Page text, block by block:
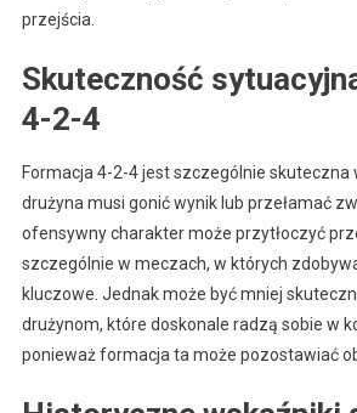
przejścia.
Skuteczność
4-2-4
Formacja 4-2-4 jest szczególnie skuteczna
drużyna musi gonić wynik lub przełamać
ofensywny charakter może przytłoczyć
szczególnie w meczach, w których
kluczowe. Jednak może być mniej
drużynom, które doskonale radzą sobie w
ponieważ formacja ta może pozostawiać